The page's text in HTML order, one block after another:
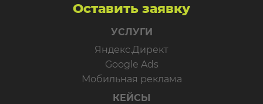
Оставить заявку
УСЛУГИ
Яндекс.Директ
Google Ads
Мобильная реклама
КЕЙСЫ